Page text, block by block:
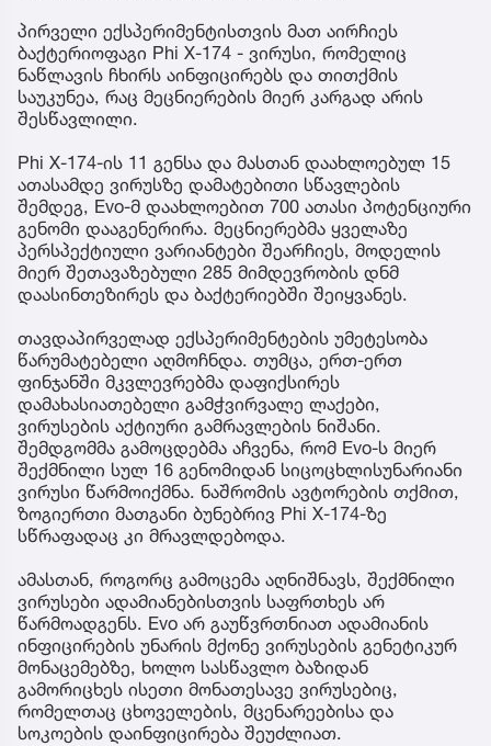
პირველი ექსპერიმენტისთვის მათ აირჩიეს
ბაქტერიოფაგი Phi X-174 - ვირუსი, რომელიც
ნაწლავის ჩხირს აინფიცირებს და თითქმის
საუკუნეა, რაც მეცნიერების მიერ კარგად არის
შესწავლილი.
Phi X-174-ის 11 გენსა და მასთან დაახლოებულ 15
ათასამდე ვირუსზე დამატებითი სწავლების
შემდეგ, Evo-მ დაახლოებით 700 ათასი პოტენციური
გენომი დააგენერირა. მეცნიერებმა ყველაზე
პერსპექტიული ვარიანტები შეარჩიეს, მოდელის
მიერ შეთავაზებული 285 მიმდევრობის დნმ
დაასინთეზირეს და ბაქტერიებში შეიყვანეს.
თავდაპირველად ექსპერიმენტების უმეტესობა
წარუმატებელი აღმოჩნდა. თუმცა, ერთ-ერთ
ფინჯანში მკვლევრებმა დაფიქსირეს
დამახასიათებელი გამჭვირვალე ლაქები,
ვირუსების აქტიური გამრავლების ნიშანი.
შემდგომმა გამოცდებმა აჩვენა, რომ Evo-ს მიერ
შექმნილი სულ 16 გენომიდან სიცოცხლისუნარიანი
ვირუსი წარმოიქმნა. ნაშრომის ავტორების თქმით,
ზოგიერთი მათგანი ბუნებრივ Phi X-174-ზე
სწრაფადაც კი მრავლდებოდა.
ამასთან, როგორც გამოცემა აღნიშნავს, შექმნილი
ვირუსები ადამიანებისთვის საფრთხეს არ
წარმოადგენს. Evo არ გაუწვრთნიათ ადამიანის
ინფიცირების უნარის მქონე ვირუსების გენეტიკურ
მონაცემებზე, ხოლო სასწავლო ბაზიდან
გამორიცხეს ისეთი მონათესავე ვირუსებიც,
რომელთაც ცხოველების, მცენარეებისა და
სოკოების დაინფიცირება შეუძლიათ.